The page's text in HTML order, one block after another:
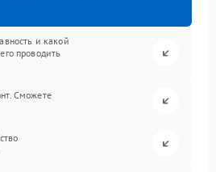
и какой
проводить
Сможете